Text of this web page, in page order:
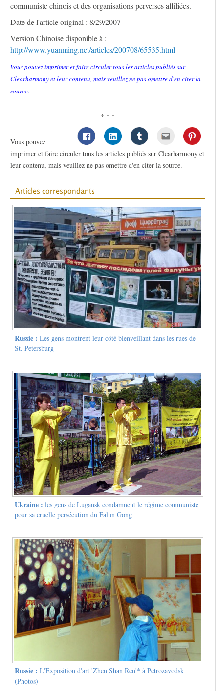
communiste chinois et des organisations perverses affiliées.
Date de l'article original : 8/29/2007
Version Chinoise disponible à :
http://www.yuanming.net/articles/200708/65535.html
Vous pouvez imprimer et faire circuler tous les articles publiés sur
Clearharmony et leur contenu, mais veuillez ne pas omettre d'en citer la
source.
* * *
Vous pouvez
imprimer et faire circuler tous les articles publiés sur Clearharmony et
leur contenu, mais veuillez ne pas omettre d'en citer la source.
Articles correspondants
Russie : Les gens montrent leur côté bienveillant dans les rues de
St. Petersburg
Ukraine : les gens de Lugansk condamnent le régime communiste
pour sa cruelle persécution du Falun Gong
Russie : L'Exposition d'art 'Zhen Shan Ren'* à Petrozavodsk
(Photos)